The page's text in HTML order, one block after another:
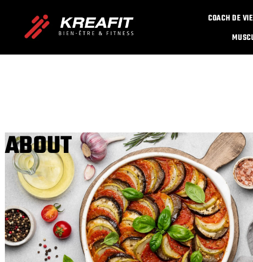
COACH DE VIE
ABOUT